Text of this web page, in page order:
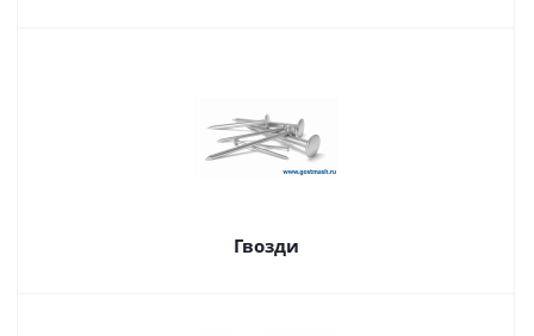
Гвозди